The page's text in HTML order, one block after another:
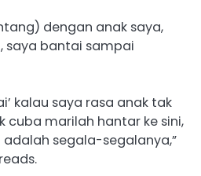
dengan anak saya,
saya bantai sampai
kalau saya rasa anak tak
cuba marilah hantar ke sini,
adalah segala-segalanya,”